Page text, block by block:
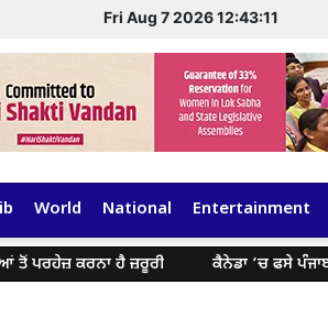
Fri Aug 7 2026 12:43:11
World National Entertainment
ਕਰਨਾ ਹੈ ਜ਼ਰੂਰੀ ਕੈਨੇਡਾ ‘ਚ ਫਸੇ ਪੰਜਾਬੀ